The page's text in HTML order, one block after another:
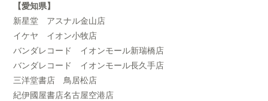
【愛知県】
新星堂 アスナル金山店
イケヤ イオン小牧店
バンダレコード イオンモール新瑞橋店
バンダレコード イオンモール長久手店
三洋堂書店 鳥居松店
紀伊國屋書店名古屋空港店